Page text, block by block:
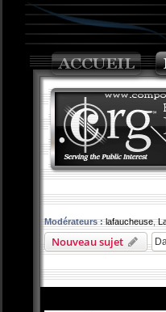
Modérateurs : lafaucheuse,
Nouveau sujet